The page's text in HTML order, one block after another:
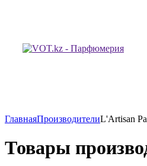
ГлавнаяПроизводителиL'Artisan
Товары